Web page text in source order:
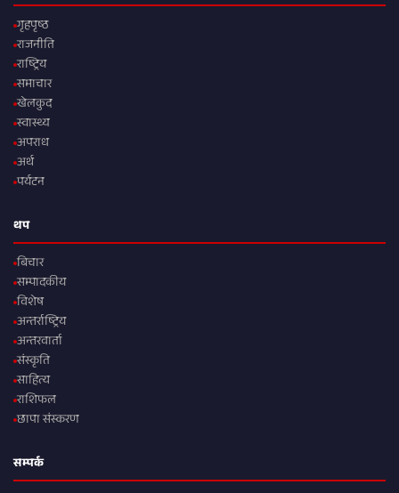
गृहपृष्ठ
राजनीति
राष्ट्रिय
समाचार
खेलकुद
स्वास्थ्य
अपराध
अर्थ
पर्यटन
थप
बिचार
सम्पादकीय
विशेष
अन्तर्राष्ट्रिय
अन्तरवार्ता
संस्कृति
साहित्य
राशिफल
छापा संस्करण
सम्पर्क